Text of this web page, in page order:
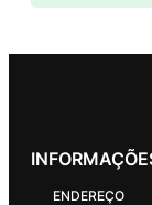
ENDEREÇO